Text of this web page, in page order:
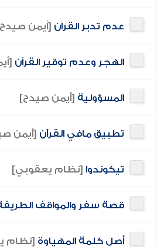
عدم تدبر القرآن [أيمن
الهجر وعدم توقير القرآن
المسؤولية [أيمن صيدح]
تطبيق مافي القرآن [أيمن
تيكوندوا [نظام يعقوبي]
قصة سفر والمواقف
أصل كلمة المهياوة [نظام